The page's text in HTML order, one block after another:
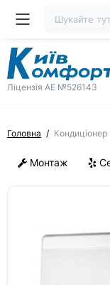
Ліцензія AE №526143
Головна
Монтаж